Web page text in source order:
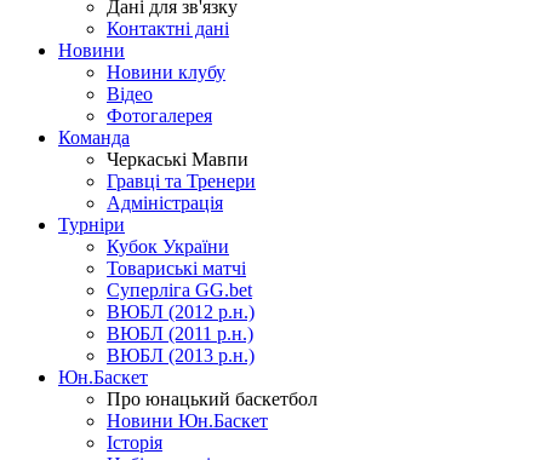
Дані для зв'язку
Контактні дані
Новини
Новини клубу
Відео
Фотогалерея
Команда
Черкаські Мавпи
Гравці та Тренери
Адміністрація
Турніри
Кубок України
Товариські матчі
Суперліга GG.bet
ВЮБЛ (2012 р.н.)
ВЮБЛ (2011 р.н.)
ВЮБЛ (2013 р.н.)
Юн.Баскет
Про юнацький баскетбол
Новини Юн.Баскет
Історія